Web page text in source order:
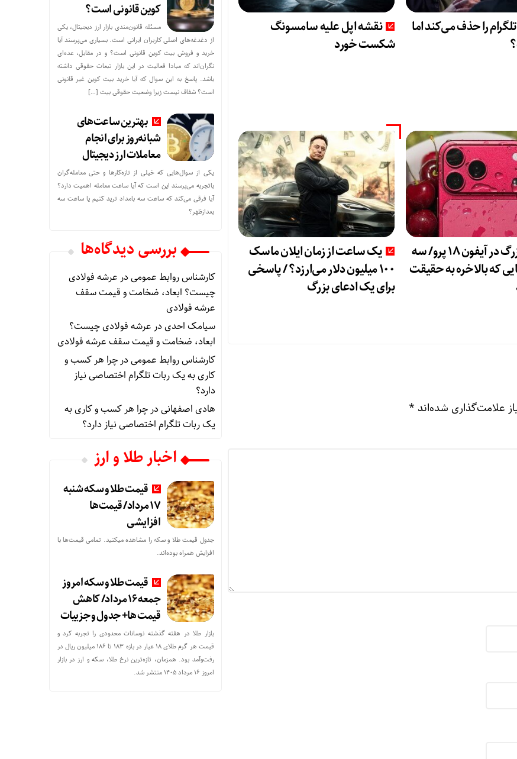
را حذف می‌کند اما
نقشه اپل علیه سامسونگ
شکست خورد
تحول بزرگ در آیفون ۱۸ پرو/ سه
که بالاخره به حقیقت
یک ساعت از زمان ایلان ماسک
۱۰۰ میلیون دلار می‌ارزد؟ / پاسخی
برای یک ادعای بزرگ
علامت‌گذاری شده‌اند *
کوین قانونی است؟
مسئله قانون‌مندی بازار ارز دیجیتال، یکی
از دغدغه‌های اصلی کاربران ایرانی است. بسیاری می‌پرسند آیا
خرید و فروش بیت کوین قانونی است؟ و در مقابل، عده‌ای
نگران‌اند که مبادا فعالیت در این بازار تبعات حقوقی داشته
باشد. پاسخ به این سوال که آیا خرید بیت کوین غیر قانونی
است؟ شفاف نیست زیرا وضعیت حقوقی بیت‌ […]
بهترین ساعت‌های
شبانه‌روز برای انجام
معاملات ارز دیجیتال
یکی از سوال‌هایی که خیلی از تازه‌کارها و حتی معامله‌گران
باتجربه می‌پرسند این است که آیا ساعت معامله اهمیت دارد؟
آیا فرقی می‌کند که ساعت سه بامداد ترید کنیم یا ساعت سه
بعدازظهر؟
بررسی دیدگاه‌ها
کارشناس روابط عمومیدر عرشه فولادی
چیست؟ ابعاد، ضخامت و قیمت سقف
عرشه فولادی
سیامک احدیدر عرشه فولادی چیست؟
ابعاد، ضخامت و قیمت سقف عرشه فولادی
کارشناس روابط عمومیدرچرا هر کسب‌ و
کاری به یک ربات تلگرام اختصاصی نیاز
دارد؟
هادی اصفهانیدرچرا هر کسب‌ و کاری به
یک ربات تلگرام اختصاصی نیاز دارد؟
اخبار طلا و ارز
قیمت طلا و سکه شنبه
17 مرداد/ قیمت‌ها
افزایشی
جدول قیمت طلا و سکه را مشاهده میکنید. تمامی قیمت‌ها با
افزایش همراه بوده‌اند.
قیمت طلا و سکه امروز
جمعه ۱۶ مرداد/ کاهش
قیمت ها+ جدول و جزییات
بازار طلا در هفته گذشته نوسانات محدودی را تجربه کرد و
قیمت هر گرم طلای ۱۸ عیار در بازه ۱۸۳ تا ۱۸۶ میلیون ریال در
رفت‌وآمد بود. همزمان، تازه‌ترین نرخ طلا، سکه و ارز در بازار
امروز ۱۶ مرداد ۱۴۰۵ منتشر شد.